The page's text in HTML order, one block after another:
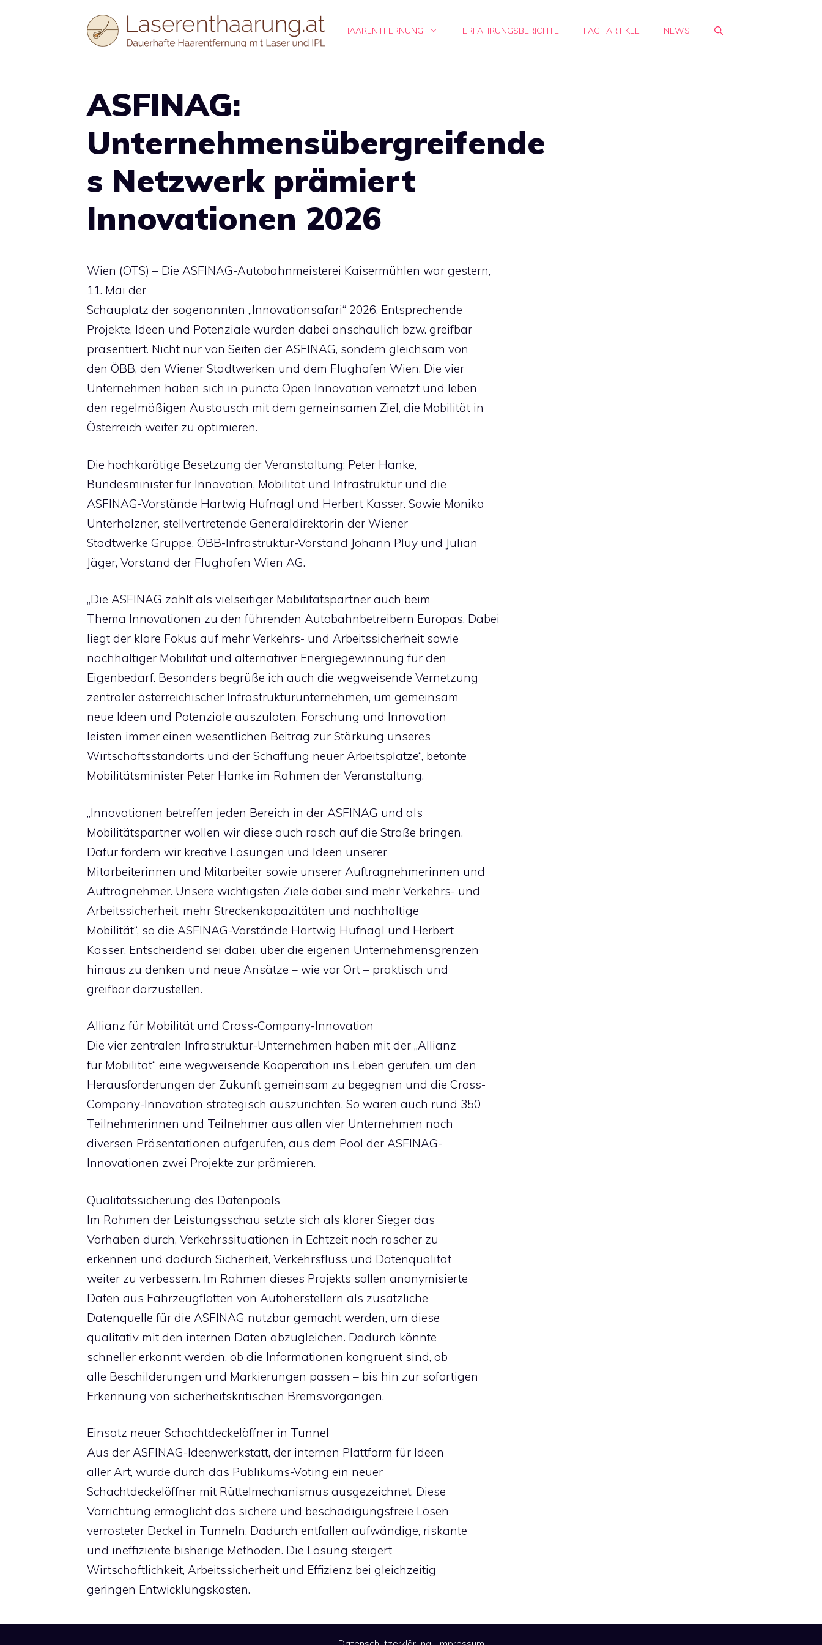
HAARENTFERNUNG ERFAHRUNGSBERICHTE FACHARTIKEL NEWS
ASFINAG:
Unternehmensübergreifende
s Netzwerk prämiert
Innovationen 2026
Wien (OTS) – Die ASFINAG-Autobahnmeisterei Kaisermühlen war gestern,
11. Mai der
Schauplatz der sogenannten „Innovationsafari“ 2026. Entsprechende
Projekte, Ideen und Potenziale wurden dabei anschaulich bzw. greifbar
präsentiert. Nicht nur von Seiten der ASFINAG, sondern gleichsam von
den ÖBB, den Wiener Stadtwerken und dem Flughafen Wien. Die vier
Unternehmen haben sich in puncto Open Innovation vernetzt und leben
den regelmäßigen Austausch mit dem gemeinsamen Ziel, die Mobilität in
Österreich weiter zu optimieren.
Die hochkarätige Besetzung der Veranstaltung: Peter Hanke,
Bundesminister für Innovation, Mobilität und Infrastruktur und die
ASFINAG-Vorstände Hartwig Hufnagl und Herbert Kasser. Sowie Monika
Unterholzner, stellvertretende Generaldirektorin der Wiener
Stadtwerke Gruppe, ÖBB-Infrastruktur-Vorstand Johann Pluy und Julian
Jäger, Vorstand der Flughafen Wien AG.
„Die ASFINAG zählt als vielseitiger Mobilitätspartner auch beim
Thema Innovationen zu den führenden Autobahnbetreibern Europas. Dabei
liegt der klare Fokus auf mehr Verkehrs- und Arbeitssicherheit sowie
nachhaltiger Mobilität und alternativer Energiegewinnung für den
Eigenbedarf. Besonders begrüße ich auch die wegweisende Vernetzung
zentraler österreichischer Infrastrukturunternehmen, um gemeinsam
neue Ideen und Potenziale auszuloten. Forschung und Innovation
leisten immer einen wesentlichen Beitrag zur Stärkung unseres
Wirtschaftsstandorts und der Schaffung neuer Arbeitsplätze“, betonte
Mobilitätsminister Peter Hanke im Rahmen der Veranstaltung.
„Innovationen betreffen jeden Bereich in der ASFINAG und als
Mobilitätspartner wollen wir diese auch rasch auf die Straße bringen.
Dafür fördern wir kreative Lösungen und Ideen unserer
Mitarbeiterinnen und Mitarbeiter sowie unserer Auftragnehmerinnen und
Auftragnehmer. Unsere wichtigsten Ziele dabei sind mehr Verkehrs- und
Arbeitssicherheit, mehr Streckenkapazitäten und nachhaltige
Mobilität“, so die ASFINAG-Vorstände Hartwig Hufnagl und Herbert
Kasser. Entscheidend sei dabei, über die eigenen Unternehmensgrenzen
hinaus zu denken und neue Ansätze – wie vor Ort – praktisch und
greifbar darzustellen.
Allianz für Mobilität und Cross-Company-Innovation
Die vier zentralen Infrastruktur-Unternehmen haben mit der „Allianz
für Mobilität“ eine wegweisende Kooperation ins Leben gerufen, um den
Herausforderungen der Zukunft gemeinsam zu begegnen und die Cross-
Company-Innovation strategisch auszurichten. So waren auch rund 350
Teilnehmerinnen und Teilnehmer aus allen vier Unternehmen nach
diversen Präsentationen aufgerufen, aus dem Pool der ASFINAG-
Innovationen zwei Projekte zur prämieren.
Qualitätssicherung des Datenpools
Im Rahmen der Leistungsschau setzte sich als klarer Sieger das
Vorhaben durch, Verkehrssituationen in Echtzeit noch rascher zu
erkennen und dadurch Sicherheit, Verkehrsfluss und Datenqualität
weiter zu verbessern. Im Rahmen dieses Projekts sollen anonymisierte
Daten aus Fahrzeugflotten von Autoherstellern als zusätzliche
Datenquelle für die ASFINAG nutzbar gemacht werden, um diese
qualitativ mit den internen Daten abzugleichen. Dadurch könnte
schneller erkannt werden, ob die Informationen kongruent sind, ob
alle Beschilderungen und Markierungen passen – bis hin zur sofortigen
Erkennung von sicherheitskritischen Bremsvorgängen.
Einsatz neuer Schachtdeckelöffner in Tunnel
Aus der ASFINAG-Ideenwerkstatt, der internen Plattform für Ideen
aller Art, wurde durch das Publikums-Voting ein neuer
Schachtdeckelöffner mit Rüttelmechanismus ausgezeichnet. Diese
Vorrichtung ermöglicht das sichere und beschädigungsfreie Lösen
verrosteter Deckel in Tunneln. Dadurch entfallen aufwändige, riskante
und ineffiziente bisherige Methoden. Die Lösung steigert
Wirtschaftlichkeit, Arbeitssicherheit und Effizienz bei gleichzeitig
geringen Entwicklungskosten.